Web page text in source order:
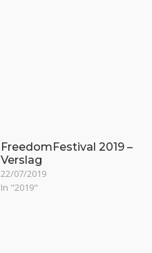
FreedomFestival 2019 –
Verslag
22/07/2019
In "2019"